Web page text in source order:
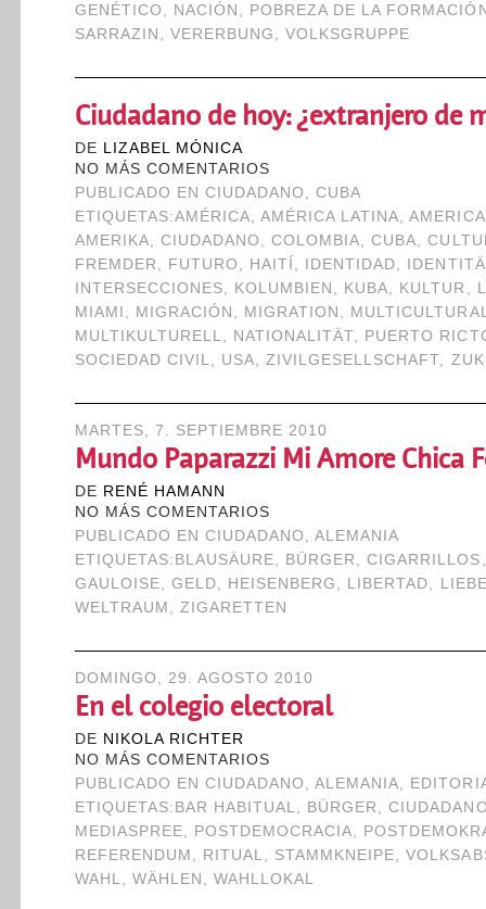
GENÉTICO , NACIÓN , POBREZA DE LA
SARRAZIN , VERERBUNG ,VOLKSGRUPPE
Ciudadano de hoy: ¿extranjero de
DE LIZABEL MÓNICA
NO MÁS COMENTARIOS
PUBLICADO EN CIUDADANO ,CUBA
ETIQUETAS:AMÉRICA, AMÉRICA LATINA,
AMERIKA, CIUDADANO ,COLOMBIA,CUBA,
FREMDER , FUTURO , HAITÍ , IDENTIDAD,
INTERSECCIONES, KOLUMBIEN , KUBA, KULTUR ,
MIAMI , MIGRACIÓN , MIGRATION ,
MULTIKULTURELL, NATIONALITÄT, PUERTO
SOCIEDAD CIVIL, USA,ZIVILGESELLSCHAFT,
MARTES, 7. SEPTIEMBRE 2010
Mundo Paparazzi Mi Amore Chica
DE RENÉ HAMANN
NO MÁS COMENTARIOS
PUBLICADO EN CIUDADANO ,ALEMANIA
ETIQUETAS: BLAUSÄURE, BÜRGER ,CIGARRILLOS
GAULOISE, GELD, HEISENBERG , LIBERTAD,
WELTRAUM , ZIGARETTEN
DOMINGO, 29. AGOSTO 2010
En el colegio electoral
DE NIKOLA RICHTER
NO MÁS COMENTARIOS
PUBLICADO EN CIUDADANO ,ALEMANIA,
ETIQUETAS: BAR HABITUAL, BÜRGER ,
MEDIASPREE, POSTDEMOCRACIA,
REFERENDUM , RITUAL, STAMMKNEIPE,
WAHL, WÄHLEN , WAHLLOKAL